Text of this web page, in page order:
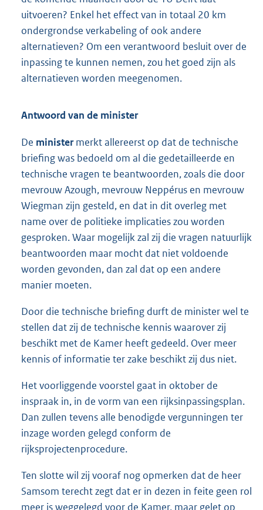
uitvoeren? Enkel het effect van in totaal 20 km
ondergrondse verkabeling of ook andere
alternatieven? Om een verantwoord besluit over de
inpassing te kunnen nemen, zou het goed zijn als
alternatieven worden meegenomen.
Antwoord van de minister
De ministermerkt allereerst op dat de technische
briefing was bedoeld om al die gedetailleerde en
technische vragen te beantwoorden, zoals die door
mevrouw Azough, mevrouw Neppérus en mevrouw
Wiegman zijn gesteld, en dat in dit overleg met
name over de politieke implicaties zou worden
gesproken. Waar mogelijk zal zij die vragen natuurlijk
beantwoorden maar mocht dat niet voldoende
worden gevonden, dan zal dat op een andere
manier moeten.
Door die technische briefing durft de minister wel te
stellen dat zij de technische kennis waarover zij
beschikt met de Kamer heeft gedeeld. Over meer
kennis of informatie ter zake beschikt zij dus niet.
Het voorliggende voorstel gaat in oktober de
inspraak in, in de vorm van een rijksinpassingsplan.
Dan zullen tevens alle benodigde vergunningen ter
inzage worden gelegd conform de
rijksprojectenprocedure.
Ten slotte wil zij vooraf nog opmerken dat de heer
Samsom terecht zegt dat er in dezen in feite geen rol
meer is weggelegd voor de Kamer, maar gelet op